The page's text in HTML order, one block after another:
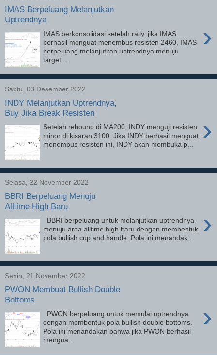
IMAS Berpeluang Melanjutkan
Uptrendnya
›
IMAS berkonsolidasi setelah rally. jika IMAS
berhasil menguat menembus resisten 2460, IMAS
berpeluang melanjutkan uptrendnya menuju
target...
Sabtu, 03 Desember 2022
INDY Melanjutkan Uptrendnya,
Buy Jika Break Resisten
›
Setelah rebound di MA200, INDY menguji resisten
minor di kisaran 3100. Jika INDY berhasil menguat
menembus resisten ini, INDY akan membuka p...
Selasa, 22 November 2022
BBRI Berpeluang Menuju
Alltime High Baru
›
BBRI berpeluang untuk melanjutkan uptrendnya
menuju area alltime high baru dengan membentuk
pola bullish cup and handle. Pola ini menandak...
Senin, 21 November 2022
PWON Membuat Bullish Double
Bottoms
›
PWON berpeluang untuk memulai uptrendnya
dengan membentuk pola bullish double bottoms.
Pola ini menandakan bahwa jika PWON berhasil
mengua...